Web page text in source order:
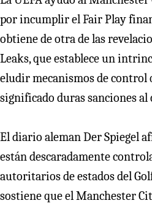
por incumplir el Fair Play
obtiene de otra de las
Leaks, que establece un
eludir mecanismos de control
significado duras sanciones al
El diario aleman Der Spiegel
están descaradamente
autoritarios de estados del
sostiene que el Manchester